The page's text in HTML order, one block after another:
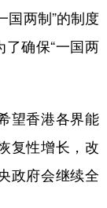
国两制”的制度
了确保“一国两
望香港各界能
复性增长，改
政府会继续全